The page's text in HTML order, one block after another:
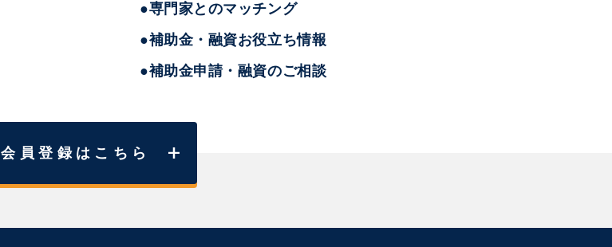
●専門家とのマッチング
●補助金・融資お役立ち情報
●補助金申請・融資のご相談
会員登録はこちら